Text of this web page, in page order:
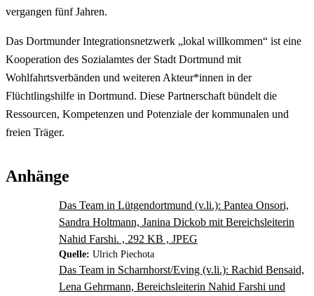
vergangen fünf Jahren.
Das Dortmunder Integrationsnetzwerk „lokal willkommen“ ist eine
Kooperation des Sozialamtes der Stadt Dortmund mit
Wohlfahrtsverbänden und weiteren Akteur*innen in der
Flüchtlingshilfe in Dortmund. Diese Partnerschaft bündelt die
Ressourcen, Kompetenzen und Potenziale der kommunalen und
freien Träger.
Anhänge
Das Team in Lütgendortmund (v.li.): Pantea Onsori,
Sandra Holtmann, Janina Dickob mit Bereichsleiterin
Nahid Farshi. , 292 KB , JPEG
Quelle: Ulrich Piechota
Das Team in Scharnhorst/Eving (v.li.): Rachid Bensaid,
Lena Gehrmann, Bereichsleiterin Nahid Farshi und